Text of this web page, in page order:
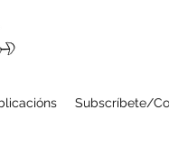
Subscríbete/